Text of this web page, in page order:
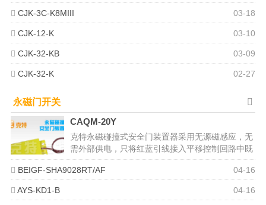
03-18
CJK-3C-K8MIII
03-10
CJK-12-K
03-09
CJK-32-KB
02-27
CJK-32-K
永磁门开关
CAQM-20Y
克特永磁碰撞式安全门装置器采用无源磁感应，无
需外部供电，只将红蓝引线接入平移控制回路中既
可，为了使本装置器内部的状态指...
04-16
BEIGF-SHA9028RT/AF
04-16
AYS-KD1-B